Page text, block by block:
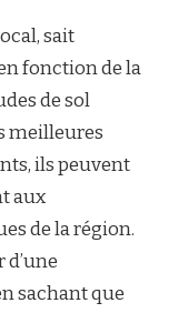
sait
fonction de la
de sol
meilleures
ils peuvent
aux
de la région.
sachant que